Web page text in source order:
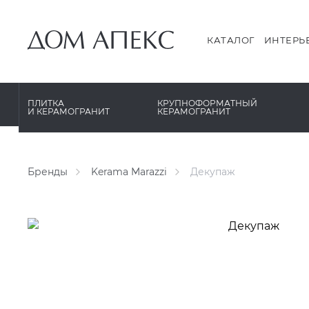
КАТАЛОГ
ПЛИТКА
И КЕРАМОГРАНИТ
PORCELANOSA
УРАЛЬСКИЙ ГРАНИТ
КРУПНОФОРМАТНЫЙ
КЕРАМОГРАНИТ
XXL Pamesa
Бренды Kerama Marazzi Декупаж